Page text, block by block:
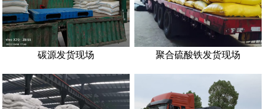
碳源发货现场 聚合硫酸铁发货现场